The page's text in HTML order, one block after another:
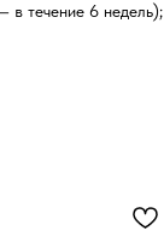
в течение 6 недель);